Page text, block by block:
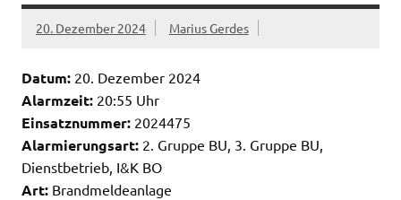
20. Dezember 2024 Marius Gerdes
Datum: 20. Dezember 2024
Alarmzeit: 20:55 Uhr
Einsatznummer: 2024475
Alarmierungsart: 2. Gruppe BU, 3. Gruppe BU,
Dienstbetrieb, I&K BO
Art: Brandmeldeanlage